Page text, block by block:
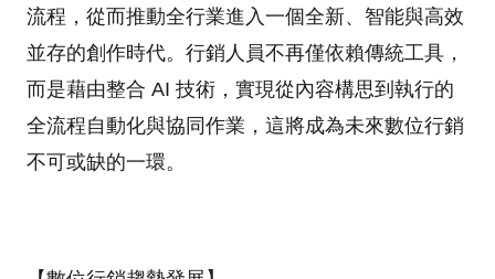
流程，從而推動全行業進入一個全新、智能與高效
並存的創作時代。行銷人員不再僅依賴傳統工具，
而是藉由整合 AI 技術，實現從內容構思到執行的
全流程自動化與協同作業，這將成為未來數位行銷
不可或缺的一環。